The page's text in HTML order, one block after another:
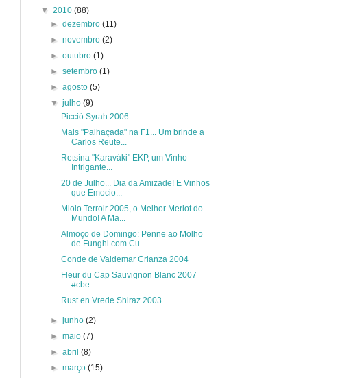
▼ 2010 (88)
►dezembro(11)
►novembro(2)
►outubro(1)
►setembro(1)
►agosto(5)
▼julho(9)
Picció Syrah 2006
Mais "Palhaçada" na F1... Um brinde a
Carlos Reute...
Retsína "Karaváki" EKP, um Vinho
Intrigante...
20 de Julho... Dia da Amizade! E Vinhos
que Emocio...
Miolo Terroir 2005, o Melhor Merlot do
Mundo! A Ma...
Almoço de Domingo: Penne ao Molho
de Funghi com Cu...
Conde de Valdemar Crianza 2004
Fleur du Cap Sauvignon Blanc 2007
#cbe
Rust en Vrede Shiraz 2003
►junho(2)
►maio(7)
►abril(8)
►março(15)